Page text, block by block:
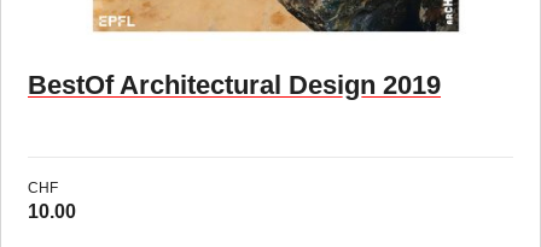
BestOf Architectural Design 2019
CHF
10.00